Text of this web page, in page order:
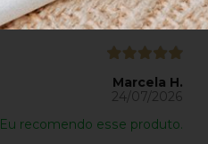
Marcela H.
24/07/2026
Eu recomendo esse produto.